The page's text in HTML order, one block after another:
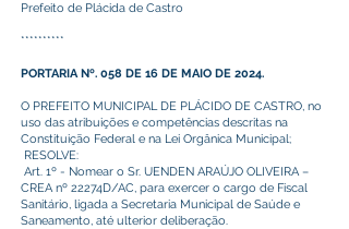
Prefeito de Plácida de Castro
**********
PORTARIA Nº. 058 DE 16 DE MAIO DE 2024.
O PREFEITO MUNICIPAL DE PLÁCIDO DE CASTRO, no
uso das atribuições e competências descritas na
Constituição Federal e na Lei Orgânica Municipal;
RESOLVE:
Art. 1º - Nomear o Sr. UENDEN ARAÚJO OLIVEIRA –
CREA nº 22274D/AC, para exercer o cargo de Fiscal
Sanitário, ligada a Secretaria Municipal de Saúde e
Saneamento, até ulterior deliberação.